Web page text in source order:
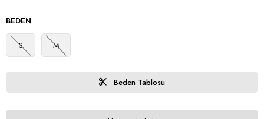
BEDEN
S M
Beden Tablosu